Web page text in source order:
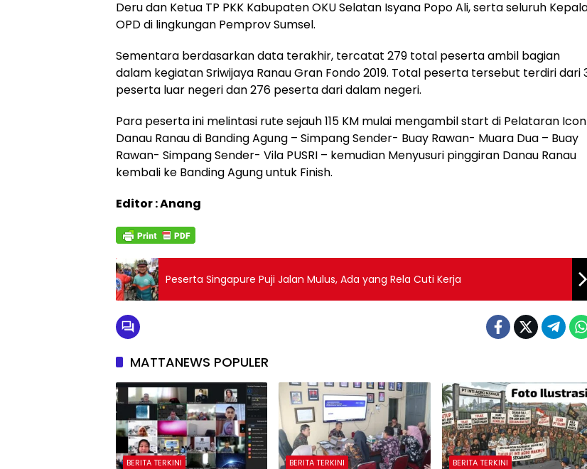
Deru dan Ketua TP PKK Kabupaten OKU Selatan Isyana Popo Ali, serta seluruh
OPD di lingkungan Pemprov Sumsel.
Sementara berdasarkan data terakhir, tercatat 279 total peserta ambil bagian
dalam kegiatan Sriwijaya Ranau Gran Fondo 2019. Total peserta tersebut terdiri dari
peserta luar negeri dan 276 peserta dari dalam negeri.
Para peserta ini melintasi rute sejauh 115 KM mulai mengambil start di Pelataran Icon
Danau Ranau di Banding Agung – Simpang Sender- Buay Rawan- Muara Dua – Buay
Rawan- Simpang Sender- Vila PUSRI – kemudian Menyusuri pinggiran Danau Ranau
kembali ke Banding Agung untuk Finish.
Editor : Anang
Peserta Singapure Puji Jalan Mulus, Ada yang Rela Cuti Kerja
MATTANEWS POPULER
BERITA TERKINI BERITA TERKINI BERITA TERKINI